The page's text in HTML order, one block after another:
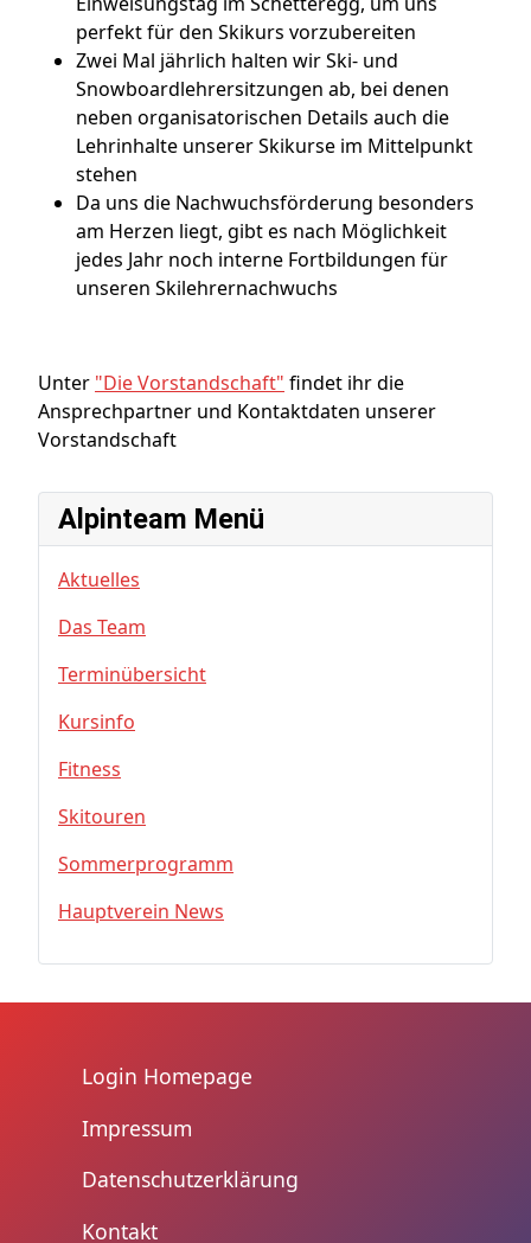
perfekt für den Skikurs vorzubereiten
Zwei Mal jährlich halten wir Ski- und
Snowboardlehrersitzungen ab, bei denen
neben organisatorischen Details auch die
Lehrinhalte unserer Skikurse im Mittelpunkt
stehen
Da uns die Nachwuchsförderung besonders
am Herzen liegt, gibt es nach Möglichkeit
jedes Jahr noch interne Fortbildungen für
unseren Skilehrernachwuchs
Unter "Die Vorstandschaft" findet ihr die
Ansprechpartner und Kontaktdaten unserer
Vorstandschaft
Alpinteam Menü
Aktuelles
Das Team
Terminübersicht
Kursinfo
Fitness
Skitouren
Sommerprogramm
Hauptverein News
Login Homepage
Impressum
Datenschutzerklärung
Kontakt